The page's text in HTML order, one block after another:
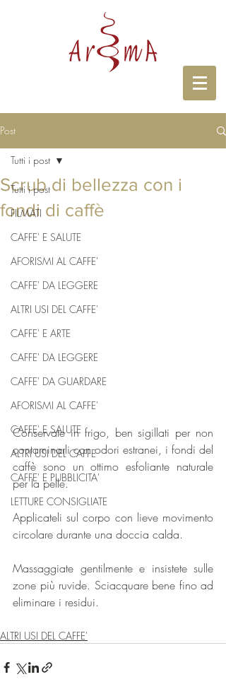
Post
Tutti i post
FILMATI
CAFFE' E SALUTE
AFORISMI AL CAFFE'
CAFFE' DA LEGGERE
ALTRI USI DEL CAFFE'
CAFFE' E ARTE
CAFFE' DA LEGGERE
CAFFE' DA GUARDARE
AFORISMI AL CAFFE'
CAFFE' E SALUTE
ALTRI USI DEL CAFFE
CAFFE' E PUBBLICITA'
LETTURE CONSIGLIATE
Tutti i post
Scrub di bellezza con i
fondi di caffè
Conservate in frigo, ben sigillati per non
contaminarli con odori estranei, i fondi del
caffè sono un ottimo esfoliante naturale
per la pelle.
Applicateli sul corpo con lieve movimento
circolare durante una doccia calda.
Massaggiate gentilmente e insistete sulle
zone più ruvide. Sciacquare bene fino ad
eliminare i residui.
ALTRI USI DEL CAFFE'